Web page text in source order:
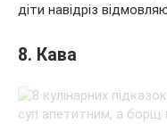
діти навідріз
8. Кава